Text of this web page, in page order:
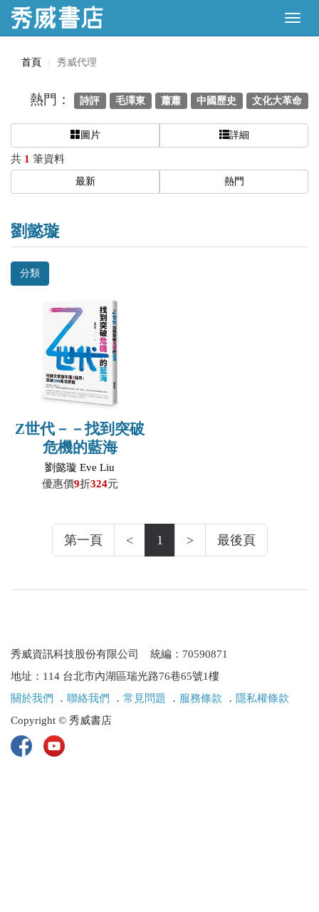
首頁 秀威代理
熱門： 詩評 毛澤東 蕭蕭 中國歷史 文化大革命
圖片 詳細
共 1 筆資料
最新 熱門
劉懿璇
分類
Z世代－－找到突破
危機的藍海
劉懿璇 Eve Liu
優惠價9折324元
第一頁 < 1 > 最後頁
秀威資訊科技股份有限公司 統編：70590871
地址：114 台北市內湖區瑞光路76巷65號1樓
關於我們
． 聯絡我們 ． 常見問題 ． 服務條款 ． 隱私權條款
Copyright © 秀威書店